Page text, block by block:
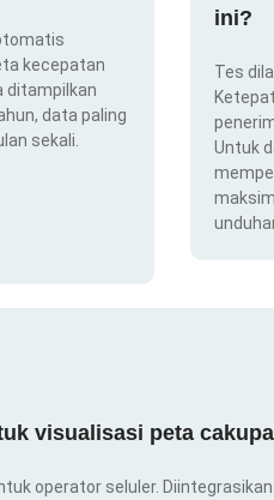
kecepatan
ditampilkan
data paling
sekali.
ini?
Tes
Untuk
visualisasi peta
operator seluler.